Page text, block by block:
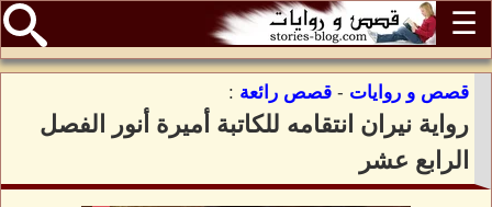
☰
قصص و روايات - قصص رائعة :
رواية نيران انتقامه للكاتبة أميرة أنور الفصل
الرابع عشر